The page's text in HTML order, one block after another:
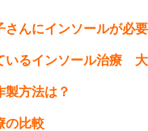
さんにインソールが必
いるインソール治療
製方法は？
の比較